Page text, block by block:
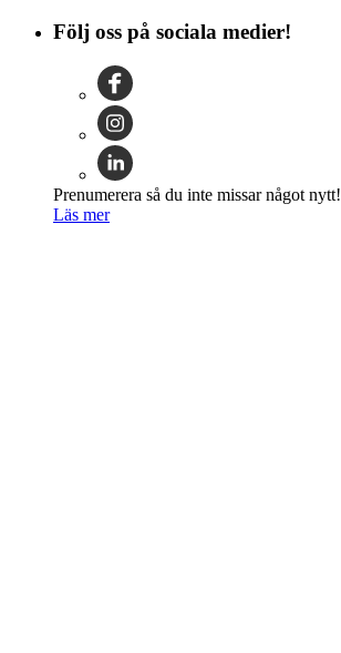
Följ oss på sociala medier!
Prenumerera så du inte missar något nytt!
Läs mer